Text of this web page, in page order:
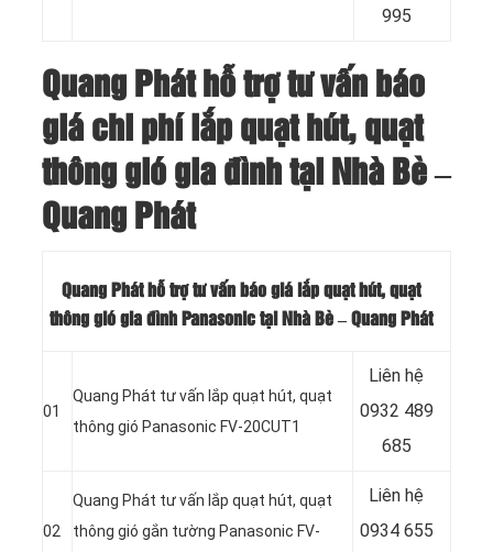
995
Quang Phát hỗ trợ tư vấn báo
giá chi phí lắp quạt hút, quạt
thông gió gia đình tại Nhà Bè –
Quang Phát
Quang Phát hỗ trợ tư vấn báo giá lắp quạt hút, quạt
thông gió gia đình Panasonic tại Nhà Bè – Quang Phát
01
Quang Phát tư vấn lắp quạt hút, quạt
thông gió Panasonic FV-20CUT1
Liên hệ
0932 489
685
02
Quang Phát tư vấn lắp quạt hút, quạt
thông gió gắn tường Panasonic FV-
Liên hệ
0934 655